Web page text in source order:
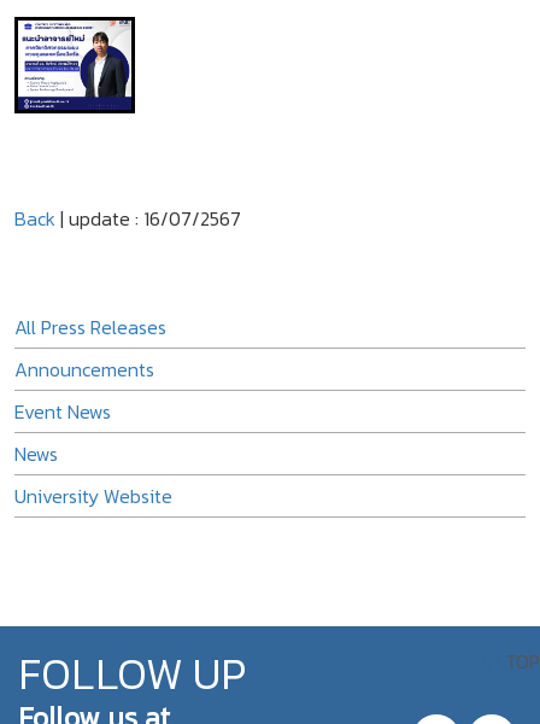
Back | update : 16/07/2567
All Press Releases
Announcements
Event News
News
University Website
TOP
FOLLOW UP